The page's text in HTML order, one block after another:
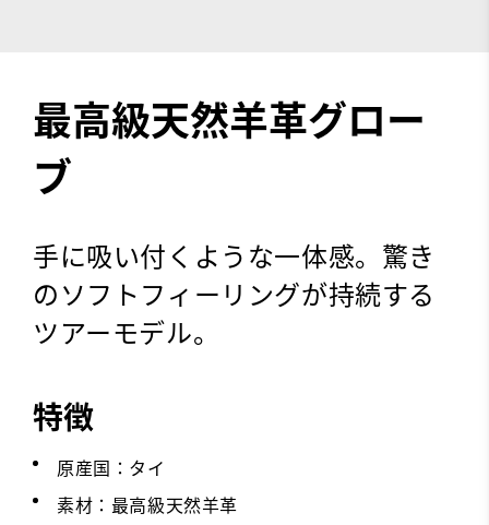
最高級天然羊革グロー
ブ
手に吸い付くような一体感。驚き
のソフトフィーリングが持続する
ツアーモデル。
特徴
原産国：タイ
素材：最高級天然羊革